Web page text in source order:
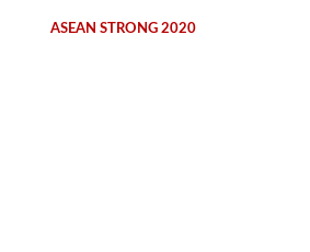
ASEAN STRONG 2020